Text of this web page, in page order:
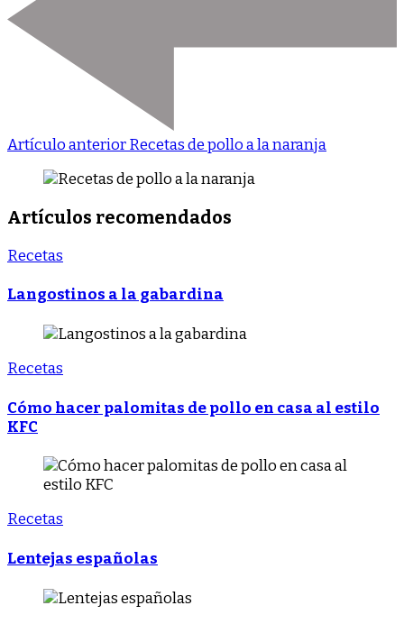
Artículo anteriorRecetas de pollo a la naranja
Artículos recomendados
Recetas
Langostinos a la gabardina
Recetas
Cómo hacer palomitas de pollo en casa al estilo
KFC
Recetas
Lentejas españolas